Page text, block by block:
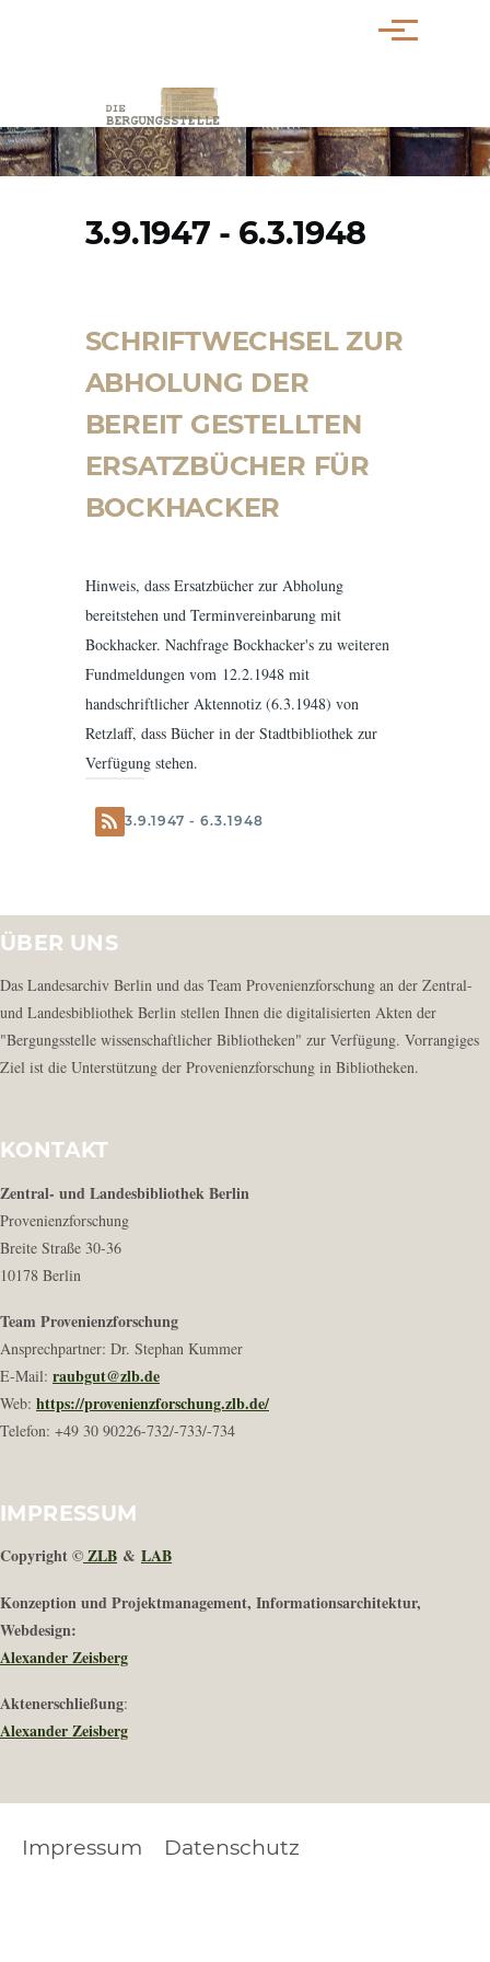
Menü
PFADNAVIGATION
3.9.1947 - 6.3.1948
SCHRIFTWECHSEL ZUR
ABHOLUNG DER
BEREIT GESTELLTEN
ERSATZBÜCHER FÜR
BOCKHACKER
Hinweis, dass Ersatzbücher zur Abholung
bereitstehen und Terminvereinbarung mit
Bockhacker. Nachfrage Bockhacker's zu weiteren
Fundmeldungen vom 12.2.1948 mit
handschriftlicher Aktennotiz (6.3.1948) von
Retzlaff, dass Bücher in der Stadtbibliothek zur
Verfügung stehen.
3.9.1947 - 6.3.1948
ÜBER UNS
Das Landesarchiv Berlin und das Team Provenienzforschung an der Zentral-
und Landesbibliothek Berlin stellen Ihnen die digitalisierten Akten der
"Bergungsstelle wissenschaftlicher Bibliotheken" zur Verfügung. Vorrangiges
Ziel ist die Unterstützung der Provenienzforschung in Bibliotheken.
KONTAKT
Zentral- und Landesbibliothek Berlin
Provenienzforschung
Breite Straße 30-36
10178 Berlin
Team Provenienzforschung
Ansprechpartner: Dr. Stephan Kummer
E-Mail: raubgut@zlb.de
Web: https://provenienzforschung.zlb.de/
Telefon: +49 30 90226-732/-733/-734
IMPRESSUM
Copyright ©ZLB & LAB
Konzeption und Projektmanagement, Informationsarchitektur,
Webdesign:
Alexander Zeisberg
Aktenerschließung:
Alexander Zeisberg
FOOTER
Impressum Datenschutz